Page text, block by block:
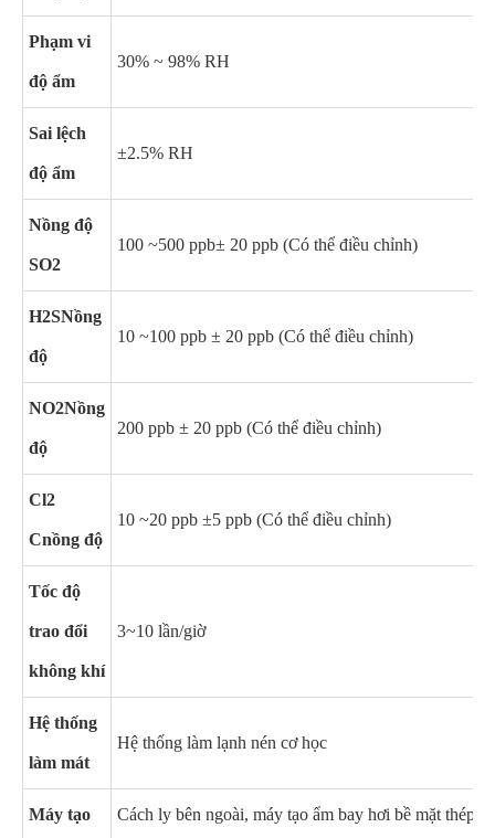
Phạm vi
độ ẩm
30% ~ 98% RH
Sai lệch
độ ẩm
±2.5% RH
Nồng độ
SO2
100 ~500 ppb± 20 ppb (Có thể điều chỉnh)
H2SNồng
độ
10 ~100 ppb ± 20 ppb (Có thể điều chỉnh)
NO2Nồng
độ
200 ppb ± 20 ppb (Có thể điều chỉnh)
Cl2
Cnồng độ
10 ~20 ppb ±5 ppb (Có thể điều chỉnh)
Tốc độ
trao đổi
không khí
3~10 lần/giờ
Hệ thống
làm mát
Hệ thống làm lạnh nén cơ học
Máy tạo Cách ly bên ngoài, máy tạo ẩm bay hơi bề mặt thép